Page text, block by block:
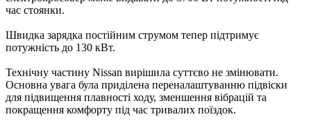
час стоянки.
Швидка зарядка постійним струмом тепер підтримує
потужність до 130 кВт.
Технічну частину Nissan вирішила суттєво не змінювати.
Основна увага була приділена переналаштуванню підвіски
для підвищення плавності ходу, зменшення вібрацій та
покращення комфорту під час тривалих поїздок.